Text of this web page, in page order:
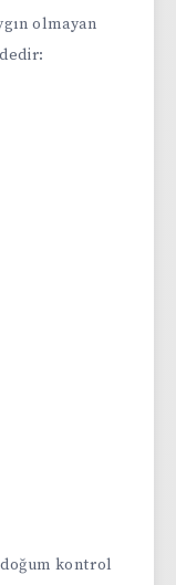
olmayan
kontrol